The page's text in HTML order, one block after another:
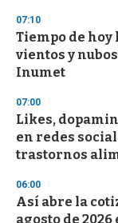
d
s
07:10
Tiempo de hoy
vientos y
Inumet
07:00
Likes,
en redes
trastornos
06:00
Así abre la
agosto de